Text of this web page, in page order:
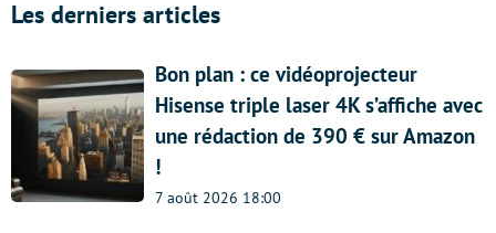
Les derniers articles
Bon plan : ce vidéoprojecteur
Hisense triple laser 4K s’affiche avec
une rédaction de 390 € sur Amazon
!
7 août 2026 18:00